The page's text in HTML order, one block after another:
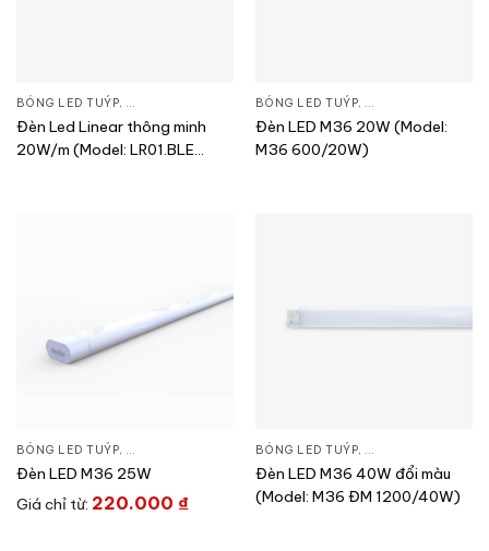
BÓNG LED TUÝP, ĐÈN CHIẾU SÁNG THIẾT BỊ CHIẾU SÁNG
Đèn Led Linear thông minh
20W/m (Model: LR01.BLE
BÓNG LED TUÝP, ĐÈN CHIẾU SÁNG
Đèn LED M36 20W (Model:
M36 600/20W)
BÓNG LED TUÝP, THIẾT BỊ CHIẾU SÁNG
Đèn LED M36 25W
Giá chỉ từ: 220.000 ₫
BÓNG LED TUÝP,
Đèn LED M36 40W đổi màu
(Model: M36 ĐM 1200/40W)